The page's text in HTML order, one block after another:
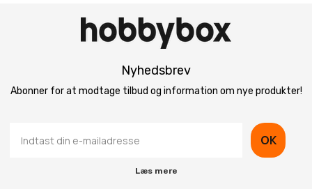
Nyhedsbrev
Abonner for at modtage tilbud og information om nye produkter!
OK
Læs mere